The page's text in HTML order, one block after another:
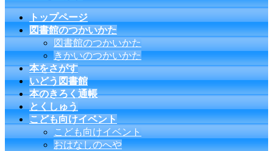
トップページ
図書館のつかいかた
図書館のつかいかた
きかいのつかいかた
本をさがす
いどう図書館
本のきろく通帳
とくしゅう
こども向けイベント
こども向けイベント
おはなしのへや